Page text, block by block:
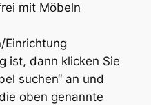
mit Möbeln
Einrichtung
ist, dann klicken Sie
suchen“ an und
oben genannte